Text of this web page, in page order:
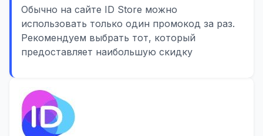
Обычно на сайте ID Store можно
использовать только один промокод за раз.
Рекомендуем выбрать тот, который
предоставляет наибольшую скидку